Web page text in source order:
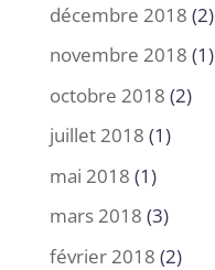
décembre 2018 (2)
novembre 2018 (1)
octobre 2018 (2)
juillet 2018 (1)
mai 2018 (1)
mars 2018 (3)
février 2018 (2)